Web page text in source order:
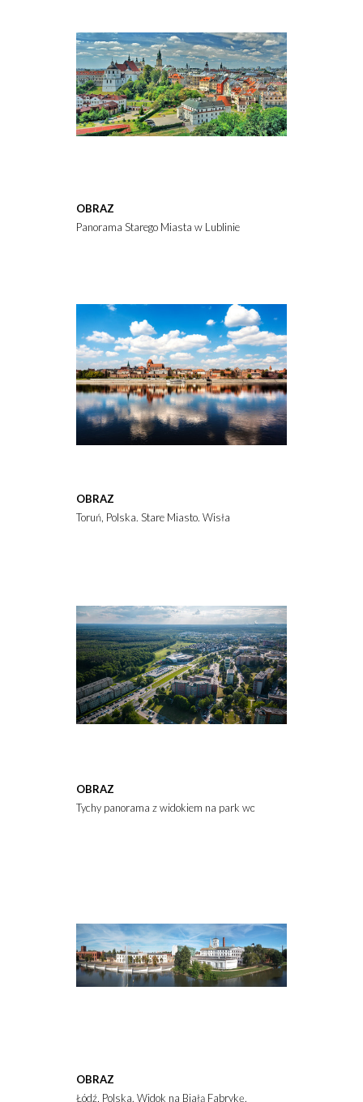
OBRAZ
Panorama Starego Miasta w Lublinie
OBRAZ
Toruń, Polska. Stare Miasto. Wisła
OBRAZ
Tychy panorama z widokiem na park wodny
OBRAZ
Łódź, Polska. Widok na Białą Fabrykę.